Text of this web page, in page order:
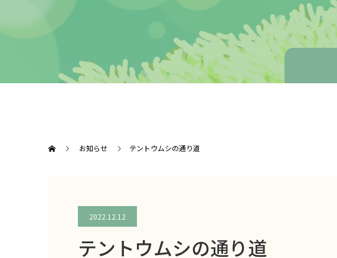
お知らせ テントウムシの通り道
2022.12.12
テントウムシの通り道